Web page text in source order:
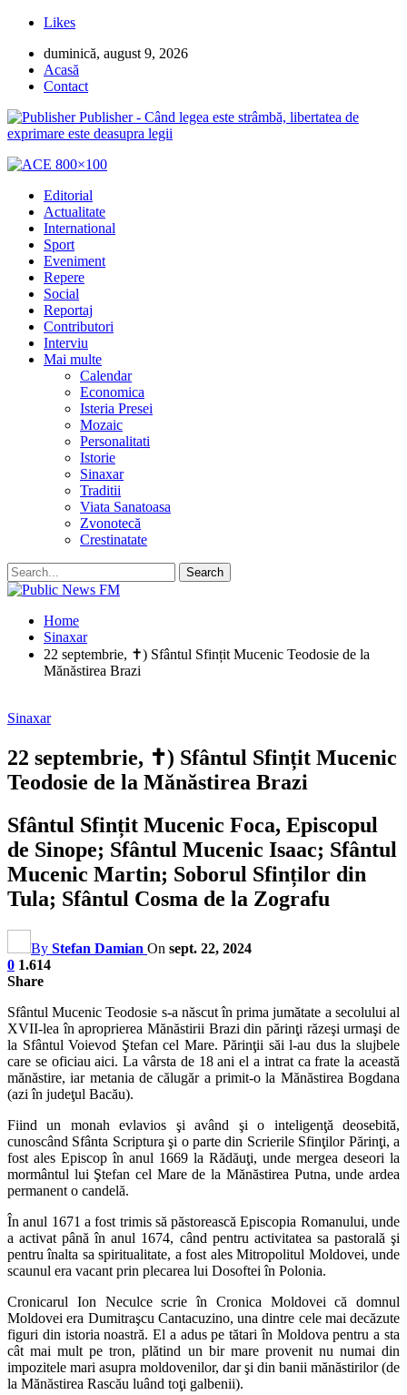
Likes
duminică, august 9, 2026
Acasă
Contact
Publisher - Când legea este strâmbă, libertatea de
exprimare este deasupra legii
Editorial
Actualitate
International
Sport
Eveniment
Repere
Social
Reportaj
Contributori
Interviu
Mai multe
Calendar
Economica
Isteria Presei
Mozaic
Personalitati
Istorie
Sinaxar
Traditii
Viata Sanatoasa
Zvonotecă
Crestinatate
Home
Sinaxar
22 septembrie, ✝) Sfântul Sfințit Mucenic Teodosie de la
Mănăstirea Brazi
Sinaxar
22 septembrie, ✝) Sfântul Sfințit Mucenic
Teodosie de la Mănăstirea Brazi
Sfântul Sfințit Mucenic Foca, Episcopul
de Sinope; Sfântul Mucenic Isaac; Sfântul
Mucenic Martin; Soborul Sfinților din
Tula; Sfântul Cosma de la Zografu
By Stefan Damian On sept. 22, 2024
0 1.614
Share
Sfântul Mucenic Teodosie s-a născut în prima jumătate a secolului al
XVII-lea în aproprierea Mănăstirii Brazi din părinţi răzeşi urmaşi de
la Sfântul Voievod Ştefan cel Mare. Părinţii săi l-au dus la slujbele
care se oficiau aici. La vârsta de 18 ani el a intrat ca frate la această
mănăstire, iar metania de călugăr a primit-o la Mănăstirea Bogdana
(azi în judeţul Bacău).
Fiind un monah evlavios şi având şi o inteligenţă deosebită,
cunoscând Sfânta Scriptura şi o parte din Scrierile Sfinţilor Părinţi, a
fost ales Episcop în anul 1669 la Rădăuţi, unde mergea deseori la
mormântul lui Ştefan cel Mare de la Mănăstirea Putna, unde ardea
permanent o candelă.
În anul 1671 a fost trimis să păstorească Episcopia Romanului, unde
a activat până în anul 1674, când pentru activitatea sa pastorală şi
pentru înalta sa spiritualitate, a fost ales Mitropolitul Moldovei, unde
scaunul era vacant prin plecarea lui Dosoftei în Polonia.
Cronicarul Ion Neculce scrie în Cronica Moldovei că domnul
Moldovei era Dumitraşcu Cantacuzino, una dintre cele mai decăzute
figuri din istoria noastră. El a adus pe tătari în Moldova pentru a sta
cât mai mult pe tron, plătind un bir mare provenit nu numai din
impozitele mari asupra moldovenilor, dar şi din banii mănăstirilor (de
la Mănăstirea Rascău luând toţi galbenii).